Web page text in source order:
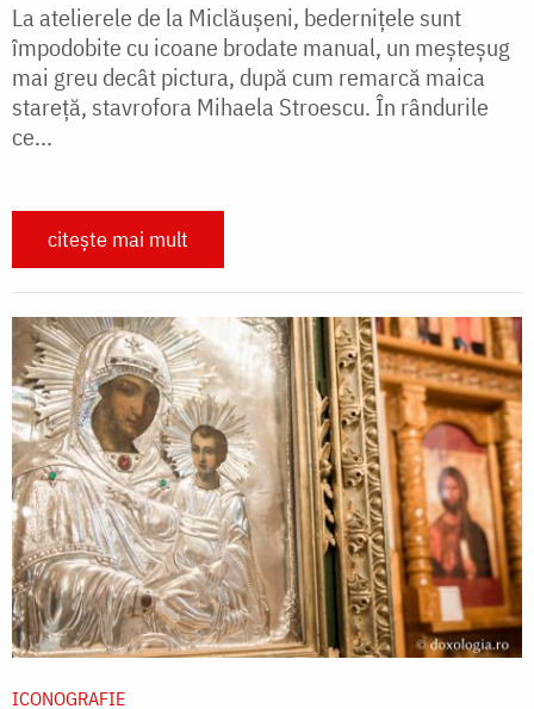
La atelierele de la Miclăușeni, bedernițele sunt
împodobite cu icoane brodate manual, un meșteșug
mai greu decât pictura, după cum remarcă maica
stareță, stavrofora Mihaela Stroescu. În rândurile
ce...
citește mai mult
ICONOGRAFIE